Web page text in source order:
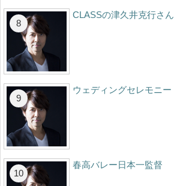
CLASSの津久井克行さん
ウェディングセレモニー
春高バレー日本一監督